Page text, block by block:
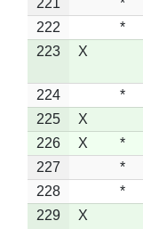
222
*
223
X
224 *
225
X
226
X *
227
*
228
*
229
X